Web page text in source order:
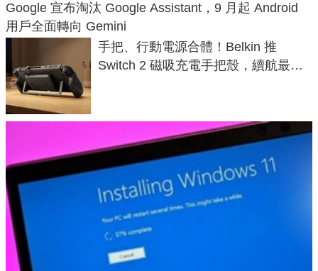
Google 宣布淘汰 Google Assistant，9 月起 Android
用戶全面轉向 Gemini
手把、行動電源合體！Belkin 推
Switch 2 磁吸充電手把殼，續航最高